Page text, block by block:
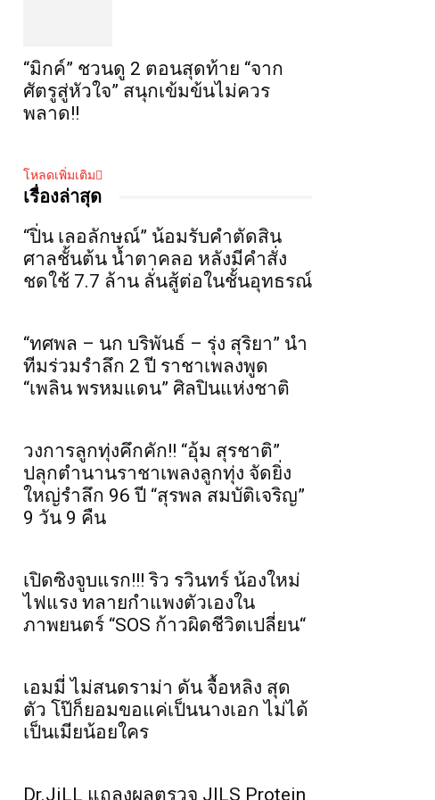
“มิกค์” ชวนดู 2 ตอนสุดท้าย “จาก
ศัตรูสู่หัวใจ” สนุกเข้มข้นไม่ควร
พลาด!!
โหลดเพิ่มเติม
เรื่องล่าสุด
“ปิ่น เลอลักษณ์” น้อมรับคำตัดสิน
ศาลชั้นต้น น้ำตาคลอ หลังมีคำสั่ง
ชดใช้ 7.7 ล้าน ลั่นสู้ต่อในชั้นอุทธรณ์
“ทศพล – นก บริพันธ์ – รุ่ง สุริยา” นำ
ทีมร่วมรำลึก 2 ปี ราชาเพลงพูด
“เพลิน พรหมแดน” ศิลปินแห่งชาติ
วงการลูกทุ่งคึกคัก!! “อุ้ม สุรชาติ”
ปลุกตำนานราชาเพลงลูกทุ่ง จัดยิ่ง
ใหญ่รำลึก 96 ปี “สุรพล สมบัติเจริญ”
9 วัน 9 คืน
เปิดซิงจูบแรก!!! ริว รวินทร์ น้องใหม่
ไฟแรง ทลายกำแพงตัวเองใน
ภาพยนตร์ “SOS ก้าวผิดชีวิตเปลี่ยน“
เอมมี่ ไม่สนดราม่า ดัน จื้อหลิง สุด
ตัว โป๊ก็ยอมขอแค่เป็นนางเอก ไม่ได้
เป็นเมียน้อยใคร
Dr.JiLL แถลงผลตรวจ JILS Protein